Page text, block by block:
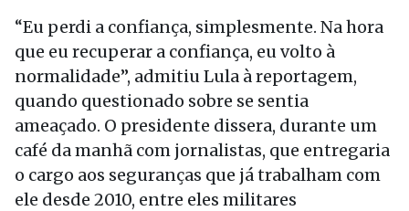
“Eu perdi a confiança, simplesmente. Na hora
que eu recuperar a confiança, eu volto à
normalidade”, admitiu Lula à reportagem,
quando questionado sobre se sentia
ameaçado. O presidente dissera, durante um
café da manhã com jornalistas, que entregaria
o cargo aos seguranças que já trabalham com
ele desde 2010, entre eles militares